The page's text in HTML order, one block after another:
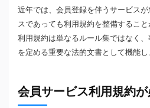
近年では、会員登録を伴うサービス
スであっても利用規約を整備すること
利用規約は単なるルール集ではなく
を定める重要な法的文書として機能し
会員サービス利用規約